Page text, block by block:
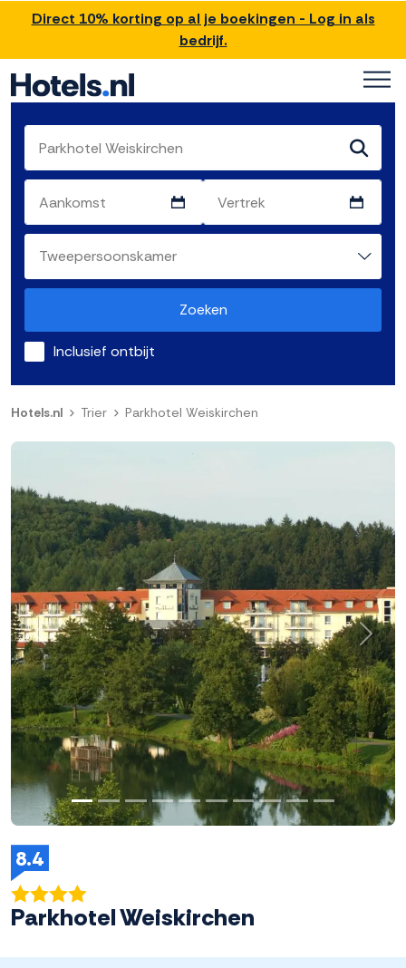
Direct 10% korting op al je boekingen - Log in als
bedrijf.
Zoeken
Inclusief ontbijt
Hotels.nl Trier Parkhotel Weiskirchen
8.4
Parkhotel Weiskirchen